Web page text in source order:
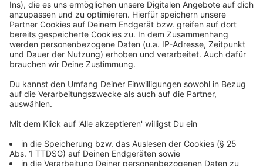
Daten zu Ihren Aktivitäten
sammeln. Bitte lesen Sie die
Details durch und stimmen Sie der
Nutzung des Service zu, um dieses
Video anzusehen.
Mehr Informationen
Management Platform
Michael Schulte x R3HAB - Better Me (Official Music
Video)